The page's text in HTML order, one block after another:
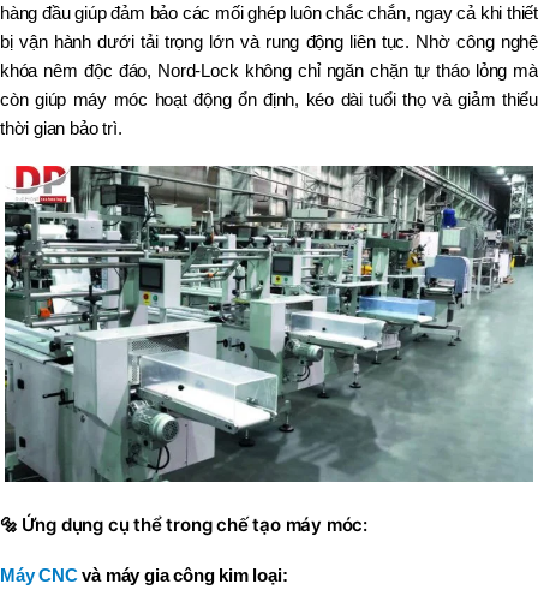
hàng đầu giúp đảm bảo các mối ghép luôn chắc chắn, ngay cả khi thiết
bị vận hành dưới tải trọng lớn và rung động liên tục. Nhờ công nghệ
khóa nêm độc đáo, Nord-Lock không chỉ ngăn chặn tự tháo lỏng mà
còn giúp máy móc hoạt động ổn định, kéo dài tuổi thọ và giảm thiểu
thời gian bảo trì.
🔩 Ứng dụng cụ thể trong chế tạo máy móc:
Máy CNCvà máy gia công kim loại: